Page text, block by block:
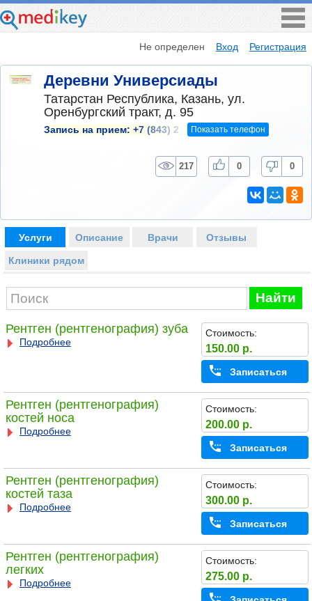
Не определен Вход Регистрация
Деревни Универсиады
Татарстан Республика, Казань, ул.
Оренбургский тракт, д. 95
Запись на прием: +7 (843) 2 Показать телефон
217 0 0
Услуги Описание Врачи Отзывы
Клиники рядом
Найти
Рентген (рентгенография) зуба
Подробнее
Стоимость:
150.00 р.
Записаться
Рентген (рентгенография)
костей носа
Подробнее
Стоимость:
200.00 р.
Записаться
Рентген (рентгенография)
костей таза
Подробнее
Стоимость:
300.00 р.
Записаться
Рентген (рентгенография)
легких
Подробнее
Стоимость:
275.00 р.